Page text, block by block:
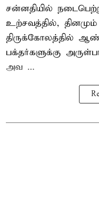
சன்னதியில்
உற்சவத்தில்,
திருக்கோலத்தில்
பக்தர்களுக்கு
அவ ...